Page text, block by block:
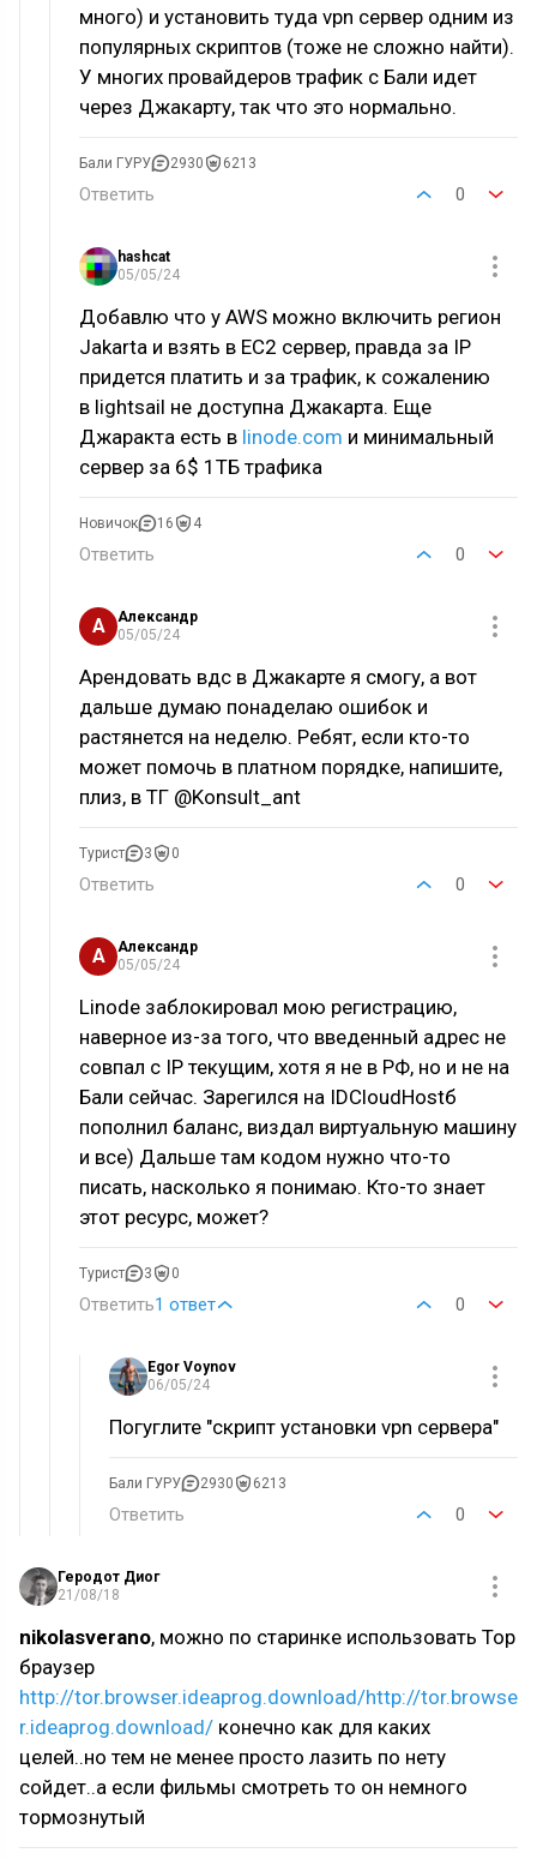
много) и установить туда vpn сервер одним из
популярных скриптов (тоже не сложно найти).
У многих провайдеров трафик с Бали идет
через Джакарту, так что это нормально.
Бали ГУРУ 2930 6213
Ответить 0
hashcat
05/05/24
Добавлю что у AWS можно включить регион
Jakarta и взять в EC2 сервер, правда за IP
придется платить и за трафик, к сожалению
в lightsail не доступна Джакарта. Еще
Джаракта есть в linode.com и минимальный
сервер за 6$ 1ТБ трафика
Новичок 16 4
Ответить 0
А
Александр
05/05/24
Арендовать вдс в Джакарте я смогу, а вот
дальше думаю понаделаю ошибок и
растянется на неделю. Ребят, если кто-то
может помочь в платном порядке, напишите,
плиз, в ТГ @Konsult_ant
Турист 3 0
Ответить 0
А
Александр
05/05/24
Linode заблокировал мою регистрацию,
наверное из-за того, что введенный адрес не
совпал с IP текущим, хотя я не в РФ, но и не на
Бали сейчас. Зарегился на IDCloudHostб
пополнил баланс, виздал виртуальную машину
и все) Дальше там кодом нужно что-то
писать, насколько я понимаю. Кто-то знает
этот ресурс, может?
Турист 3 0
Ответить1 ответ 0
Egor Voynov
06/05/24
Погуглите "скрипт установки vpn сервера"
Бали ГУРУ 2930 6213
Ответить 0
Геродот Диог
21/08/18
nikolasverano, можно по старинке использовать Тор
браузер
http://tor.browser.ideaprog.download/http://tor.browse
r.ideaprog.download/ конечно как для каких
целей..но тем не менее просто лазить по нету
сойдет..а если фильмы смотреть то он немного
тормознутый